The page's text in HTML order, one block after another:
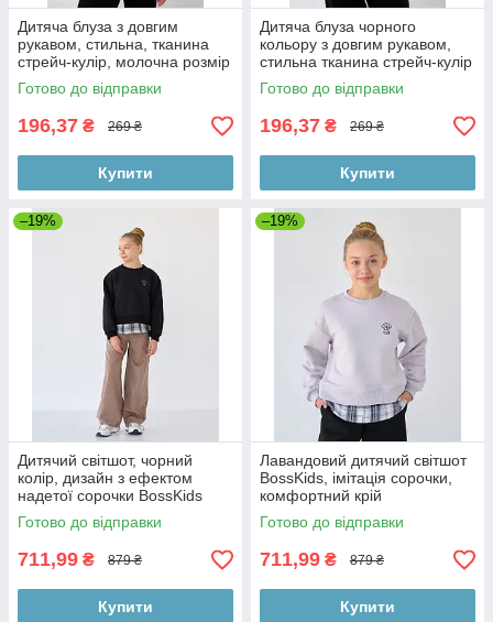
Дитяча блуза з довгим
рукавом, стильна, тканина
стрейч-кулір, молочна розмір
134 см
Готово до відправки
196,37 ₴ 269 ₴
Купити
Дитяча блуза чорного
кольору з довгим рукавом,
стильна тканина стрейч-кулір
Готово до відправки
196,37 ₴ 269 ₴
Купити
–19%
Дитячий світшот, чорний
колір, дизайн з ефектом
надетої сорочки BossKids
Готово до відправки
711,99 ₴ 879 ₴
Купити
–19%
Лавандовий дитячий світшот
BossKids, імітація сорочки,
комфортний крій
Готово до відправки
711,99 ₴ 879 ₴
Купити